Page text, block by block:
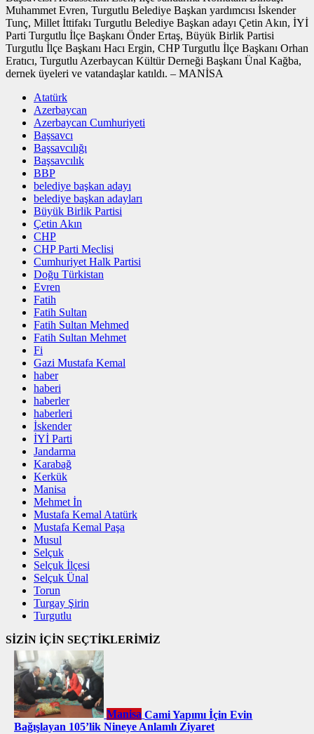
Muhammet Evren, Turgutlu Belediye Başkan yardımcısı İskender
Tunç, Millet İttifakı Turgutlu Belediye Başkan adayı Çetin Akın, İYİ
Parti Turgutlu İlçe Başkanı Önder Ertaş, Büyük Birlik Partisi
Turgutlu İlçe Başkanı Hacı Ergin, CHP Turgutlu İlçe Başkanı Orhan
Eratıcı, Turgutlu Azerbaycan Kültür Derneği Başkanı Ünal Kağba,
dernek üyeleri ve vatandaşlar katıldı. – MANİSA
Atatürk
Azerbaycan
Azerbaycan Cumhuriyeti
Başsavcı
Başsavcılığı
Başsavcılık
BBP
belediye başkan adayı
belediye başkan adayları
Büyük Birlik Partisi
Çetin Akın
CHP
CHP Parti Meclisi
Cumhuriyet Halk Partisi
Doğu Türkistan
Evren
Fatih
Fatih Sultan
Fatih Sultan Mehmed
Fatih Sultan Mehmet
Fi
Gazi Mustafa Kemal
haber
haberi
haberler
haberleri
İskender
İYİ Parti
Jandarma
Karabağ
Kerkük
Manisa
Mehmet İn
Mustafa Kemal Atatürk
Mustafa Kemal Paşa
Musul
Selçuk
Selçuk İlçesi
Selçuk Ünal
Torun
Turgay Şirin
Turgutlu
SİZİN İÇİN SEÇTİKLERİMİZ
Manisa Cami Yapımı İçin Evin
Bağışlayan 105’lik Nineye Anlamlı Ziyaret